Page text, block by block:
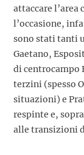
attaccare l’area
l’occasione,
sono stati tanti
Gaetano,
di centrocampo
terzini (spesso
situazioni) e
respinte e,
alle transizioni